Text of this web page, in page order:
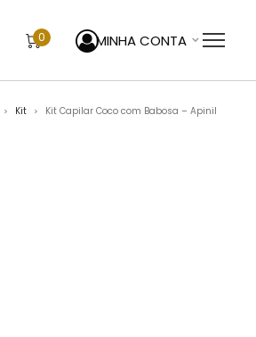
0 MINHA CONTA
> Kit > Kit Capilar Coco com Babosa – Apinil